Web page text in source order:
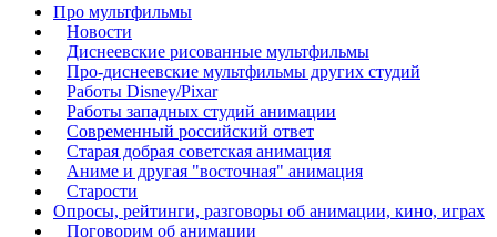
Про мультфильмы
Новости
Диснеевские рисованные мультфильмы
Про-диснеевские мультфильмы других студий
Работы Disney/Pixar
Работы западных студий анимации
Современный российский ответ
Старая добрая советская анимация
Аниме и другая "восточная" анимация
Старости
Опросы, рейтинги, разговоры об анимации, кино, играх
Поговорим об анимации